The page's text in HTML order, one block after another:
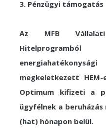
3. Pénzügyi
Az MFB Vállalati
megkeletkezett
Optimum kifizeti a
ügyfélnek a
(hat) hónapon belül.